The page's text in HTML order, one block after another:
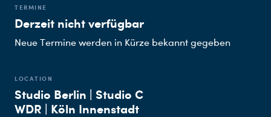
TERMINE
Derzeit nicht verfügbar
Neue Termine werden in Kürze bekannt gegeben
LOCATION
Studio Berlin | Studio C
WDR | Köln Innenstadt